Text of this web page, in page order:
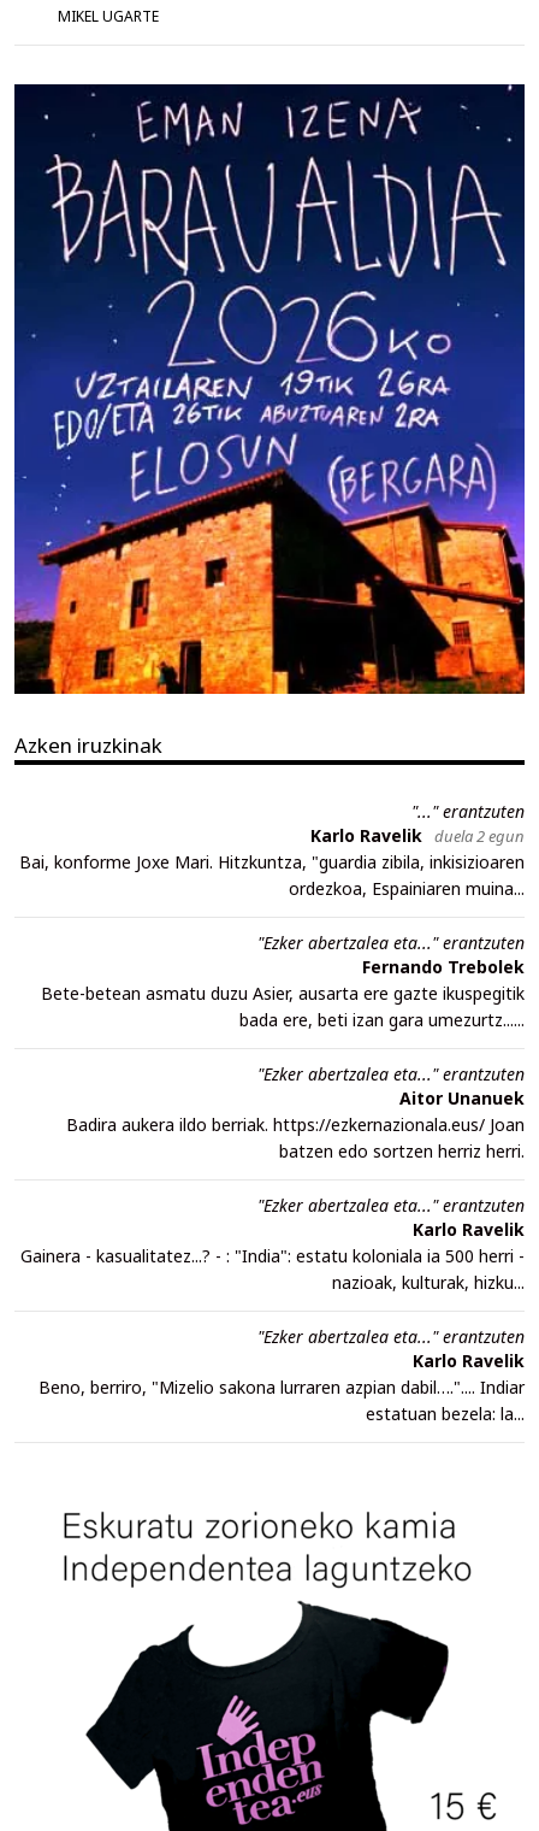
MIKEL UGARTE
Azken iruzkinak
"..." erantzuten
Karlo Ravelik duela 2 egun
Bai, konforme Joxe Mari. Hitzkuntza, "guardia zibila, inkisizioaren
ordezkoa, Espainiaren muina...
"Ezker abertzalea eta..." erantzuten
Fernando Trebolek
Bete-betean asmatu duzu Asier, ausarta ere gazte ikuspegitik
bada ere, beti izan gara umezurtz......
"Ezker abertzalea eta..." erantzuten
Aitor Unanuek
Badira aukera ildo berriak. https://ezkernazionala.eus/ Joan
batzen edo sortzen herriz herri.
"Ezker abertzalea eta..." erantzuten
Karlo Ravelik
Gainera - kasualitatez...? - : "India": estatu koloniala ia 500 herri -
nazioak, kulturak, hizku...
"Ezker abertzalea eta..." erantzuten
Karlo Ravelik
Beno, berriro, "Mizelio sakona lurraren azpian dabil….".... Indiar
estatuan bezela: la...